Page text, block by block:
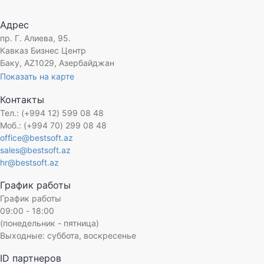
Дата внедрения:
Менеджер проекта:
Адрес
пр. Г. Алиева, 95.
Кавказ Бизнес Центр
Баку, AZ1029, Азербайджан
Показать на карте
Контакты
Тел.: (+994 12) 599 08 48
Моб.: (+994 70) 299 08 48
office@bestsoft.az
sales@bestsoft.az
hr@bestsoft.az
График работы
График работы
09:00 - 18:00
(понедельник - пятница)
Выходные: суббота, воскресенье
ID партнеров